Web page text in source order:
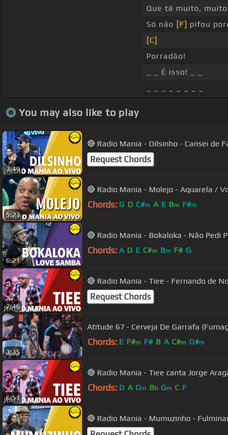
Que tá muito,
Só não [F] pifou
[C]
Porradão!
_ _ É isso! _ _
You may also like to play
3:49
🔴 Radio Mania - Dilsinho - Cansei de
Request Chords
5:23
🔴 Radio Mania - Molejo - Aquarela /
Chords: G D C#m A E Bm F#m
6:21
🔴 Radio Mania - Bokaloka - Não Pedi
Chords: A D E C#m Bm F# G
2:46
🔴 Radio Mania - Tiee - Fernando de
Request Chords
3:35
Atitude 67 - Cerveja De Garrafa
Chords: E F#m F# B A C#m G#m
6:51
🔴 Radio Mania - Tiee canta Jorge
Chords: D A Dm Bb Gm C F
🔴 Radio Mania - Mumuzinho -